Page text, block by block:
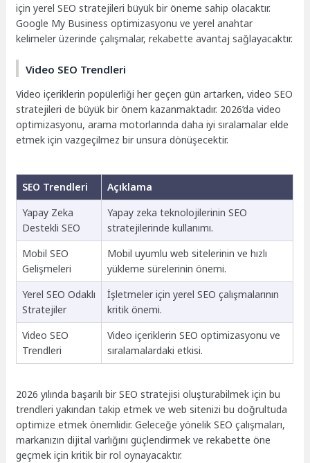
için yerel SEO stratejileri büyük bir öneme sahip olacaktır.
Google My Business optimizasyonu ve yerel anahtar
kelimeler üzerinde çalışmalar, rekabette avantaj sağlayacaktır.
Video SEO Trendleri
Video içeriklerin popülerliği her geçen gün artarken, video SEO
stratejileri de büyük bir önem kazanmaktadır. 2026’da video
optimizasyonu, arama motorlarında daha iyi sıralamalar elde
etmek için vazgeçilmez bir unsura dönüşecektir.
SEO Trendleri
Açıklama
Yapay Zeka
Destekli SEO
Yapay zeka teknolojilerinin SEO
stratejilerinde kullanımı.
Mobil SEO
Gelişmeleri
Mobil uyumlu web sitelerinin ve hızlı
yükleme sürelerinin önemi.
Yerel SEO Odaklı
Stratejiler
İşletmeler için yerel SEO çalışmalarının
kritik önemi.
Video SEO
Trendleri
Video içeriklerin SEO optimizasyonu ve
sıralamalardaki etkisi.
2026 yılında başarılı bir SEO stratejisi oluşturabilmek için bu
trendleri yakından takip etmek ve web sitenizi bu doğrultuda
optimize etmek önemlidir. Geleceğe yönelik SEO çalışmaları,
markanızın dijital varlığını güçlendirmek ve rekabette öne
geçmek için kritik bir rol oynayacaktır.